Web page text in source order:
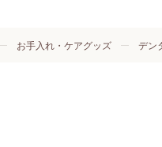
お手入れ・ケアグッズ デン